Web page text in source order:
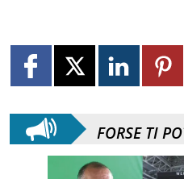
FORSE TI